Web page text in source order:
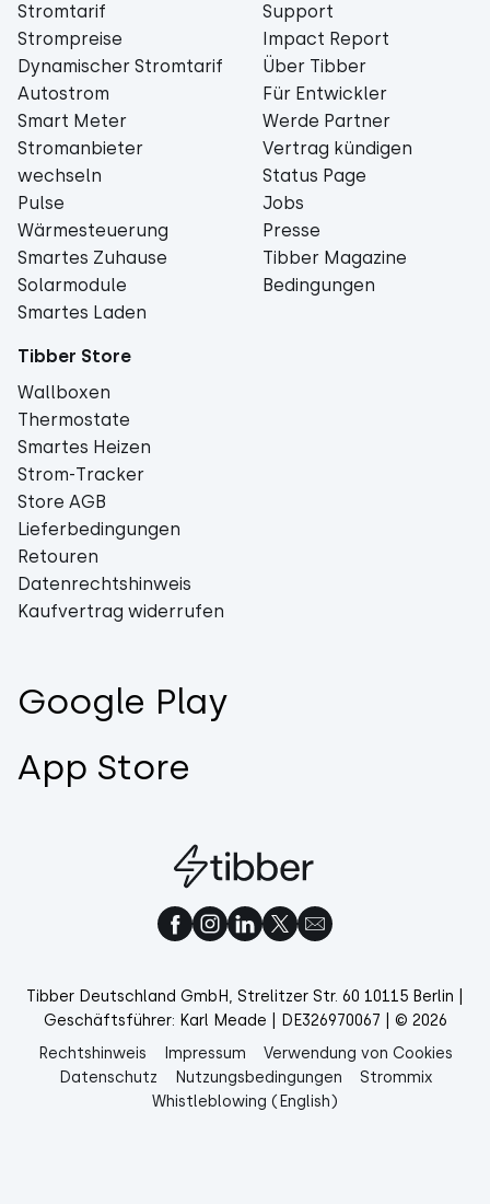
Stromtarif
Strompreise
Dynamischer Stromtarif
Autostrom
Smart Meter
Stromanbieter
wechseln
Pulse
Wärmesteuerung
Smartes Zuhause
Solarmodule
Smartes Laden
Support
Impact Report
Über Tibber
Für Entwickler
Werde Partner
Vertrag kündigen
Status Page
Jobs
Presse
Tibber Magazine
Bedingungen
Tibber Store
Wallboxen
Thermostate
Smartes Heizen
Strom-Tracker
Store AGB
Lieferbedingungen
Retouren
Datenrechtshinweis
Kaufvertrag widerrufen
Google Play
App Store
Tibber Deutschland GmbH, Strelitzer Str. 60 10115 Berlin |
Geschäftsführer: Karl Meade | DE326970067 | © 2026
Rechtshinweis
Impressum
Verwendung von Cookies
Datenschutz
Nutzungsbedingungen
Strommix
Whistleblowing (English)